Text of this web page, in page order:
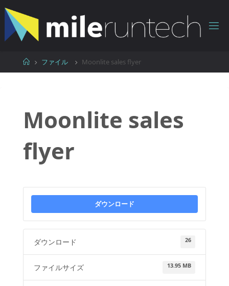
コ
ン
ホ
ー
ファイル Moonlite sales flyer
Moonlite sales
flyer
ダウンロード
ダウンロード 26
ファイルサイズ 13.95 MB